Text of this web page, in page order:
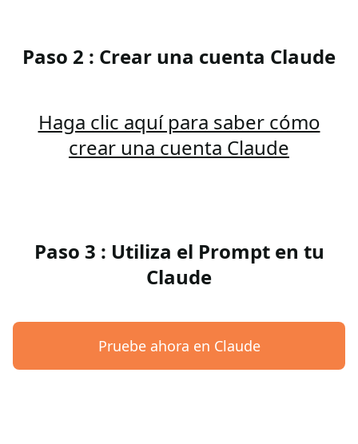
Paso 2 : Crear una cuenta Claude
Haga clic aquí para saber cómo
crear una cuenta Claude
Paso 3 : Utiliza el Prompt en tu
Claude
Pruebe ahora en Claude